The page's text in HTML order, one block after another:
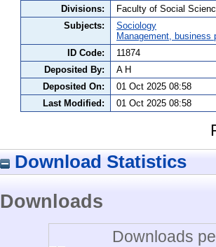
Divisions:
Faculty of Social
Subjects:
Sociology
Management,
ID Code:
11874
Deposited By:
A H
Deposited On:
01 Oct 2025 08:58
Last Modified:
01 Oct 2025 08:58
Download Statistics
Downloads
Downloads